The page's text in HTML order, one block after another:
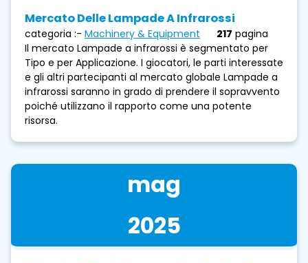
Mercato Delle Lampade A Infrarossi
categoria :- Machinery & Equipment 217 pagina
Il mercato Lampade a infrarossi è segmentato per
Tipo e per Applicazione. I giocatori, le parti interessate
e gli altri partecipanti al mercato globale Lampade a
infrarossi saranno in grado di prendere il sopravvento
poiché utilizzano il rapporto come una potente
risorsa.
mag
2025